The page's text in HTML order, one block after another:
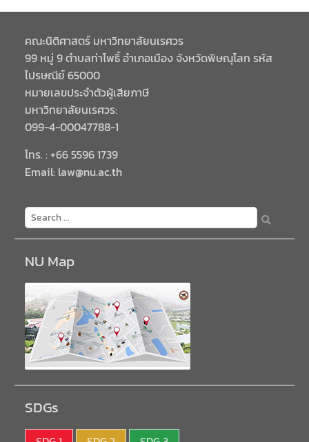
คณะนิติศาสตร์ มหาวิทยาลัยนเรศวร
99 หมู่ 9 ตำบลท่าโพธิ์ อำเภอเมือง จังหวัดพิษณุโลก รหัส
ไปรษณีย์ 65000
หมายเลขประจำตัวผู้เสียภาษี
มหาวิทยาลัยนเรศวร:
099-4-00047788-1
โทร. : +66 5596 1739
Email: law@nu.ac.th
NU Map
SDGs